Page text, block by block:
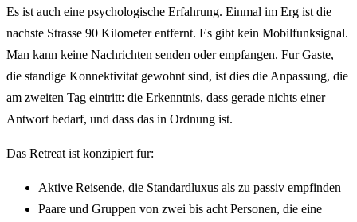
Es ist auch eine psychologische Erfahrung. Einmal im Erg ist die
nachste Strasse 90 Kilometer entfernt. Es gibt kein Mobilfunksignal.
Man kann keine Nachrichten senden oder empfangen. Fur Gaste,
die standige Konnektivitat gewohnt sind, ist dies die Anpassung, die
am zweiten Tag eintritt: die Erkenntnis, dass gerade nichts einer
Antwort bedarf, und dass das in Ordnung ist.
Das Retreat ist konzipiert fur:
Aktive Reisende, die Standardluxus als zu passiv empfinden
Paare und Gruppen von zwei bis acht Personen, die eine